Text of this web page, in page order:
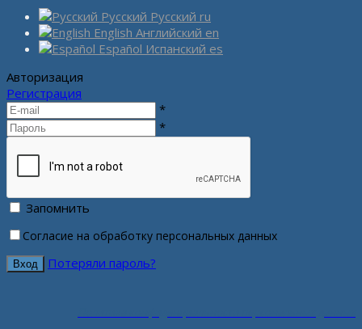
Русский Русский ru
English Английский en
Español Испанский es
Авторизация
Регистрация
*
*
Запомнить
Согласие на обработку персональных данных
Потеряли пароль?